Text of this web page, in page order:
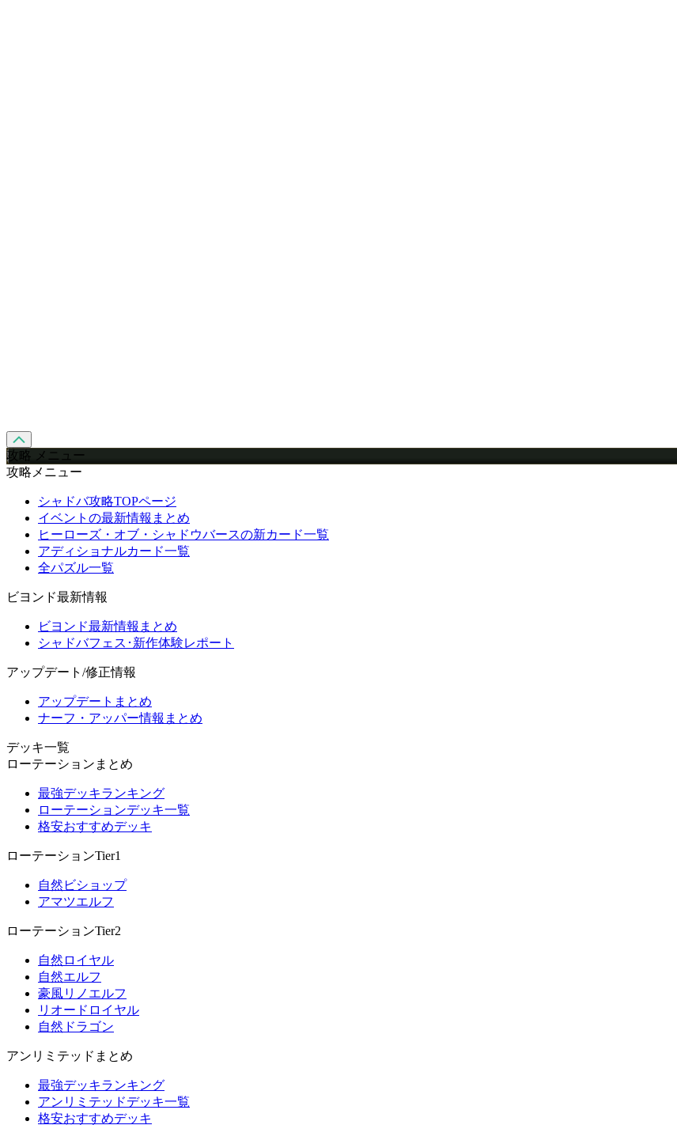
攻略 メニュー
攻略メニュー
シャドバ攻略TOPページ
イベントの最新情報まとめ
ヒーローズ・オブ・シャドウバースの新カード一覧
アディショナルカード一覧
全パズル一覧
ビヨンド最新情報
ビヨンド最新情報まとめ
シャドバフェス･新作体験レポート
アップデート/修正情報
アップデートまとめ
ナーフ・アッパー情報まとめ
デッキ一覧
ローテーションまとめ
最強デッキランキング
ローテーションデッキ一覧
格安おすすめデッキ
ローテーションTier1
自然ビショップ
アマツエルフ
ローテーションTier2
自然ロイヤル
自然エルフ
豪風リノエルフ
リオードロイヤル
自然ドラゴン
アンリミテッドまとめ
最強デッキランキング
アンリミテッドデッキ一覧
格安おすすめデッキ